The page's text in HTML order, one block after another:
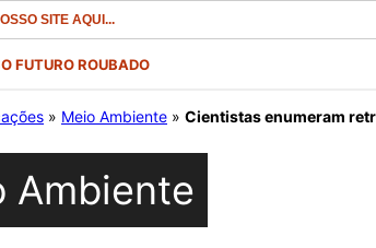
FUTURO ROUBADO
» Meio Ambiente » Cientistas enumeram
Ambiente